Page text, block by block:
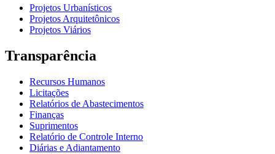
Projetos Urbanísticos
Projetos Arquitetônicos
Projetos Viários
Transparência
Recursos Humanos
Licitações
Relatórios de Abastecimentos
Finanças
Suprimentos
Relatório de Controle Interno
Diárias e Adiantamento